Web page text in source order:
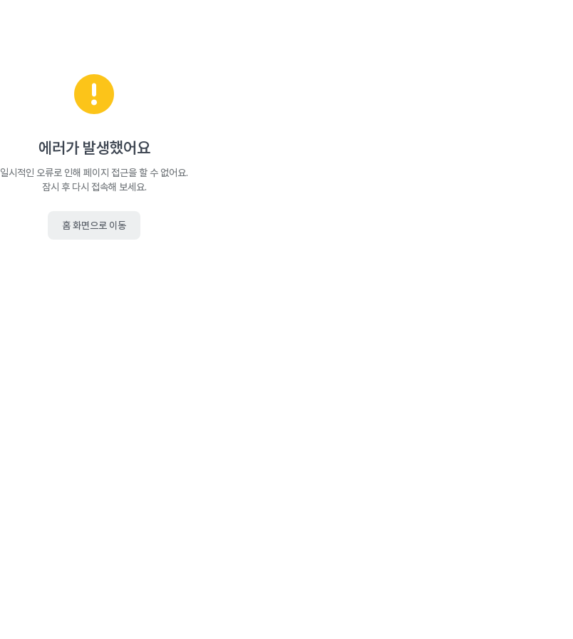
에러가 발생했어요
일시적인 오류로 인해 페이지 접근을 할 수 없어요.
잠시 후 다시 접속해 보세요.
홈 화면으로 이동